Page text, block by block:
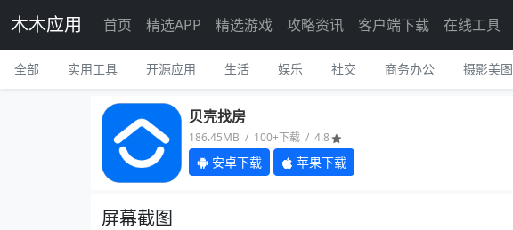
木木应用 首页 精选APP 精选游戏 攻略资讯 客户端下载 在线工具
全部 实用工具 开源应用 生活 娱乐 社交 商务办公 摄影美图
贝壳找房
186.45MB / 100+下载 / 4.8
安卓下载 苹果下载
屏幕截图